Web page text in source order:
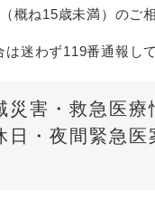
概ね15歳未満）のご
迷わず119番通報し
災害・救急医療
日・夜間緊急医